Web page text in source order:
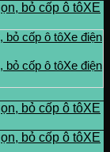
XE
Xe điện
Xe điện
XE
XE